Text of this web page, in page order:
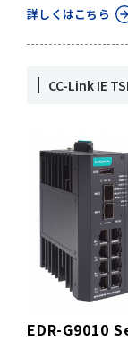
詳しくはこちら
CC-Link IE
EDR-G9010